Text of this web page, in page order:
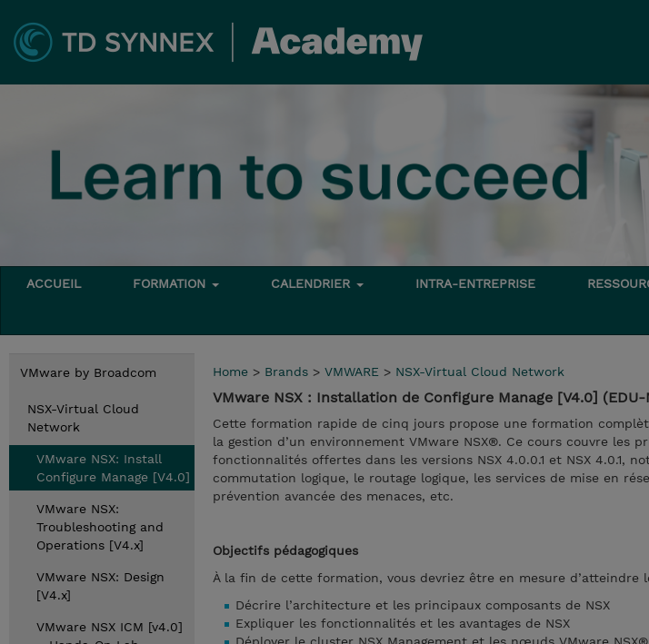
ACCUEIL FORMATION CALENDRIER INTRA-ENTREPRISE
VMware by Broadcom
NSX-Virtual Cloud
Network
VMware NSX: Install
Configure Manage [V4.0]
VMware NSX:
Troubleshooting and
Operations [V4.x]
VMware NSX: Design
[V4.x]
VMware NSX ICM [v4.0]
Home > Brands > VMWARE > NSX-Virtual Cloud Network
VMware NSX : Installation de Configure Manage [V4.0] (EDU-
Cette formation rapide de cinq jours propose une formation
la gestion d’un environnement VMware NSX®. Ce cours couvre les
fonctionnalités offertes dans les versions NSX 4.0.0.1 et NSX 4.0.1,
commutation logique, le routage logique, les services de mise en
prévention avancée des menaces, etc.
Objectifs pédagogiques
À la fin de cette formation, vous devriez être en mesure d’atteindre
Décrire l’architecture et les principaux composants de NSX
Expliquer les fonctionnalités et les avantages de NSX